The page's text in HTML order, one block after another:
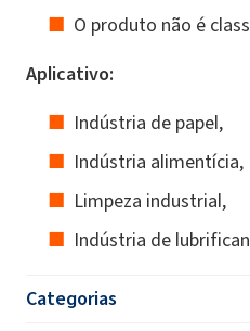
O produto não é
Aplicativo:
Indústria de papel,
Indústria alimentícia,
Limpeza industrial,
Indústria de
Categorias